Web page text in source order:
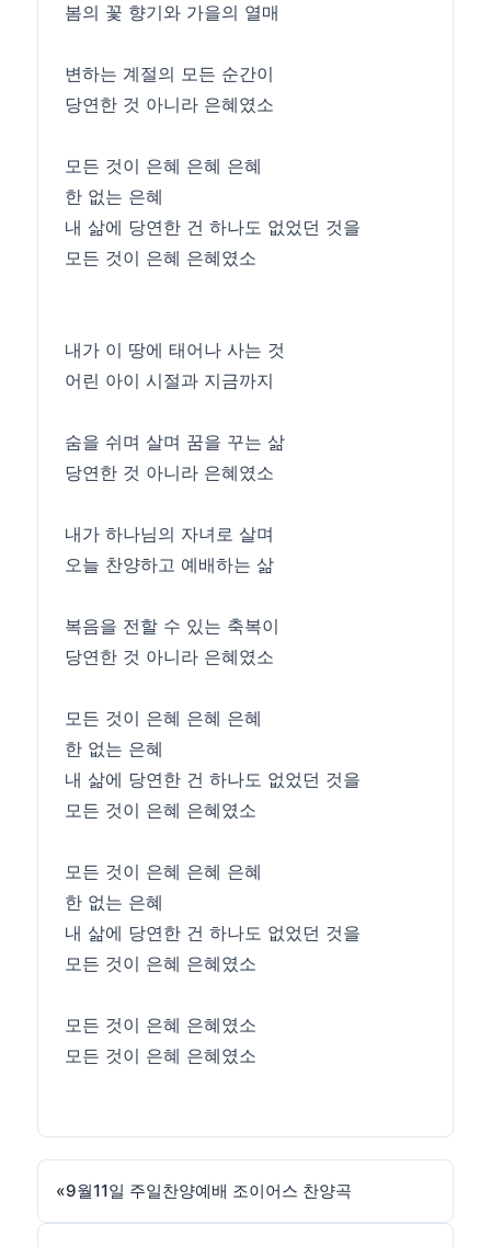
봄의 꽃 향기와 가을의 열매
변하는 계절의 모든 순간이
당연한 것 아니라 은혜였소
모든 것이 은혜 은혜 은혜
한 없는 은혜
내 삶에 당연한 건 하나도 없었던 것을
모든 것이 은혜 은혜였소
내가 이 땅에 태어나 사는 것
어린 아이 시절과 지금까지
숨을 쉬며 살며 꿈을 꾸는 삶
당연한 것 아니라 은혜였소
내가 하나님의 자녀로 살며
오늘 찬양하고 예배하는 삶
복음을 전할 수 있는 축복이
당연한 것 아니라 은혜였소
모든 것이 은혜 은혜 은혜
한 없는 은혜
내 삶에 당연한 건 하나도 없었던 것을
모든 것이 은혜 은혜였소
모든 것이 은혜 은혜 은혜
한 없는 은혜
내 삶에 당연한 건 하나도 없었던 것을
모든 것이 은혜 은혜였소
모든 것이 은혜 은혜였소
모든 것이 은혜 은혜였소
«9월11일 주일찬양예배 조이어스 찬양곡